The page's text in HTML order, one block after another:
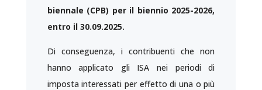
biennale (CPB) per il biennio 2025-2026,
entro il 30.09.2025.
Di conseguenza, i contribuenti che non
hanno applicato gli ISA nei periodi di
imposta interessati per effetto di una o più